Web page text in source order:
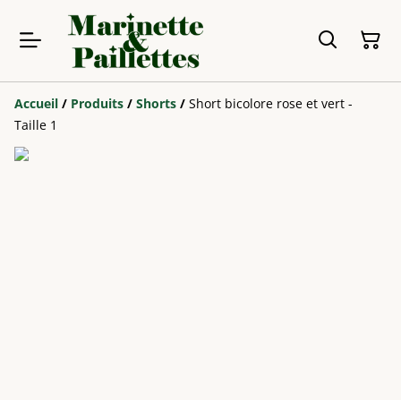
Accueil / Produits / Shorts / Short bicolore rose et vert -
Taille 1